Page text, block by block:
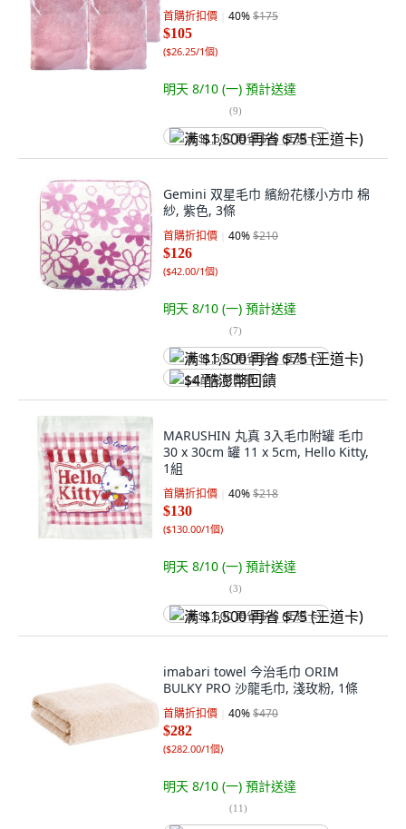
首購折扣價 40%$175
$105
($26.25/1個)
明天 8/10 (一) 預計送達
(9)
满 $1,500 再省 $75 (王道卡)
Gemini 双星毛巾 繽紛花樣小方巾 棉
紗, 紫色, 3條
首購折扣價 40%$210
$126
($42.00/1個)
明天 8/10 (一) 預計送達
(7)
满 $1,500 再省 $75 (王道卡)
$4 酷澎幣回饋
MARUSHIN 丸真 3入毛巾附罐 毛巾
30 x 30cm 罐 11 x 5cm, Hello Kitty,
1組
首購折扣價 40%$218
$130
($130.00/1個)
明天 8/10 (一) 預計送達
(3)
满 $1,500 再省 $75 (王道卡)
imabari towel 今治毛巾 ORIM
BULKY PRO 沙龍毛巾, 淺玫粉, 1條
首購折扣價 40%$470
$282
($282.00/1個)
明天 8/10 (一) 預計送達
(11)